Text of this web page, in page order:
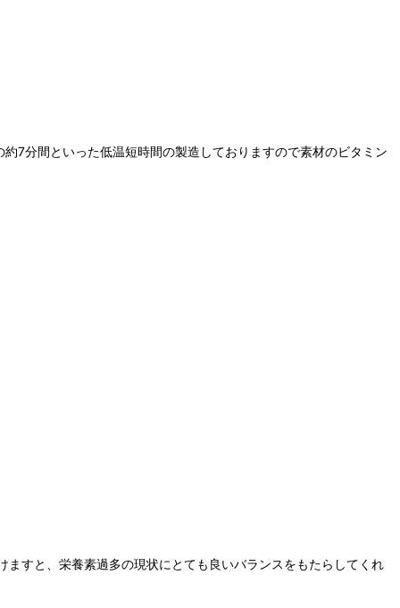
7分間といった低温短時間の製造しておりますので素材のビタミン
すと、栄養素過多の現状にとても良いバランスをもたらしてくれ